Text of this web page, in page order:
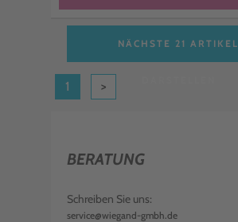
NÄCHSTE 21 ARTIKEL
1 >
BERATUNG
Schreiben Sie uns:
service@wiegand-gmbh.de